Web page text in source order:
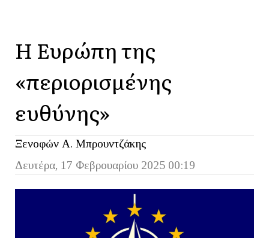
Η Ευρώπη της
«περιορισμένης
ευθύνης»
Ξενοφών Α. Μπρουντζάκης
Δευτέρα, 17 Φεβρουαρίου 2025 00:19